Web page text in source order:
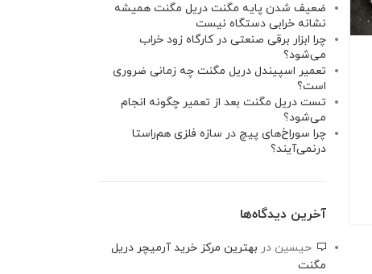
ضعیف شدن پایه مگنت دریل مگنت همیشه
نشانه خرابی دستگاه نیست
چرا ابزار برقی صنعتی در کارگاه زود خراب
می‌شود؟
تعمیر اسپیندل دریل مگنت چه زمانی ضروری
است؟
تست دریل مگنت بعد از تعمیر چگونه انجام
می‌شود؟
چرا سوراخ‌های پیچ در سازه فلزی هم‌راستا
درنمی‌آیند؟
آخرین دیدگاه‌ها
حیسین در بهترین مرکز خرید آرمیچر دریل
مگنت